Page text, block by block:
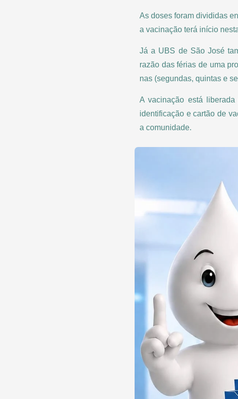
As doses foram divididas
a vacinação terá início
Já a UBS de São José
razão das férias de uma
nas (segundas, quintas e
A vacinação está
identificação e cartão de
a comunidade.